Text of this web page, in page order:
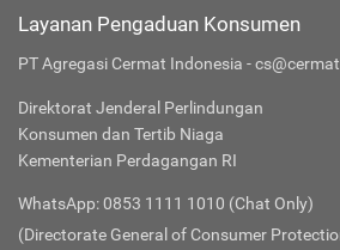
Layanan Pengaduan Konsumen
PT Agregasi Cermat Indonesia -
Direktorat Jenderal Perlindungan
Konsumen dan Tertib Niaga
Kementerian Perdagangan RI
WhatsApp: 0853 1111 1010 (Chat Only)
(Directorate General of Consumer